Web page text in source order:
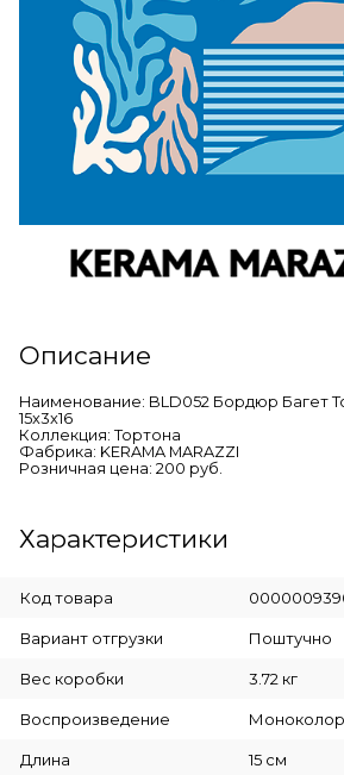
Описание
Наименование: BLD052 Бордюр Багет
15x3x16
Коллекция: Тортона
Фабрика: KERAMA MARAZZI
Розничная цена: 200 руб.
Характеристики
Код товара
Вариант отгрузки Поштучно
Вес коробки 3.72 кг
Воспроизведение Моноколор
Длина 15 см